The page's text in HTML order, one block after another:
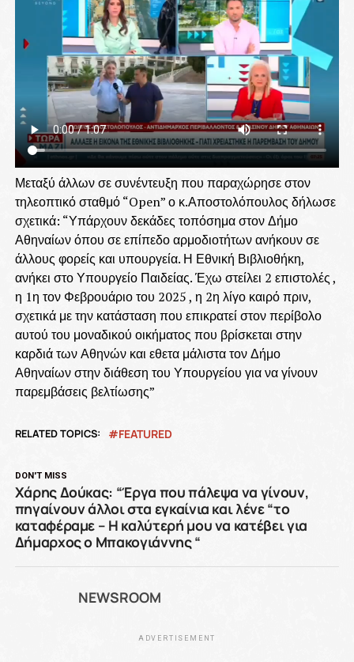
Μεταξύ άλλων σε συνέντευξη που παραχώρησε στον
τηλεοπτικό σταθμό “Open” ο κ.Αποστολόπουλος δήλωσε
σχετικά: “Υπάρχουν δεκάδες τοπόσημα στον Δήμο
Αθηναίων όπου σε επίπεδο αρμοδιοτήτων ανήκουν σε
άλλους φορείς και υπουργεία. Η Εθνική Βιβλιοθήκη,
ανήκει στο Υπουργείο Παιδείας. Έχω στείλει 2 επιστολές ,
η 1η τον Φεβρουάριο του 2025 , η 2η λίγο καιρό πριν,
σχετικά με την κατάσταση που επικρατεί στον περίβολο
αυτού του μοναδικού οικήματος που βρίσκεται στην
καρδιά των Αθηνών και εθετα μάλιστα τον Δήμο
Αθηναίων στην διάθεση του Υπουργείου για να γίνουν
παρεμβάσεις βελτίωσης”
RELATED TOPICS: FEATURED
DON'T MISS
Χάρης Δούκας: “Έργα που πάλεψα να γίνουν,
πηγαίνουν άλλοι στα εγκαίνια και λένε “το
καταφέραμε – Η καλύτερή μου να κατέβει για
Δήμαρχος ο Μπακογιάννης “
NEWSROOM
ADVERTISEMENT